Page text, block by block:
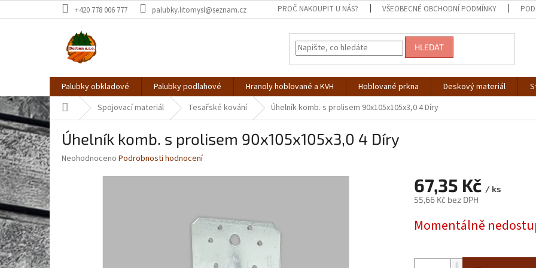
na
+420 778 006 777 palubky.litomysl@seznam.cz PROČ NAKOUPIT U NÁS? VŠEOBECNÉ OBCHODNÍ PODMÍNKY
HLEDAT
Palubky obkladové Palubky podlahové Hranoly hoblované a KVH Hoblované prkna Deskový materiál
Domů Spojovací materiál Tesařské kování Úhelník komb. s prolisem 90x105x105x3,0 4 Díry
Úhelník komb. s prolisem 90x105x105x3,0 4 Díry
Průměrné
Neohodnoceno Podrobnosti hodnocení
67,35 Kč / ks
55,66 Kč bez DPH
cena:
Momentálně